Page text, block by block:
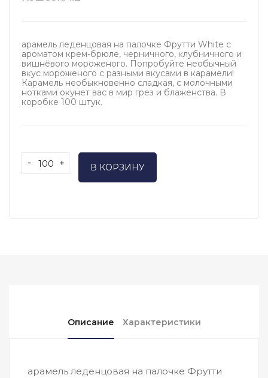
арамель леденцовая на палочке Фрутти White с
ароматом крем-брюле, черничного, клубничного и
вишнёвого мороженого. Попробуйте необычный
вкус мороженого с разными вкусами в карамели!
Карамель необыкновенно сладкая, с молочными
нотками окунет вас в мир грез и блаженства. В
коробке 100 штук.
- + В КОРЗИНУ
Описание Характеристики
арамель леденцовая на палочке Фрутти